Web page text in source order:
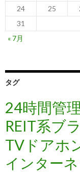
24 25
31
« 7月
タグ
24時間管理
REIT系ブ
TVドアホ
インター